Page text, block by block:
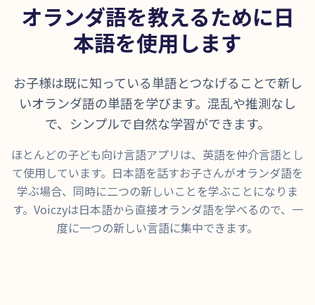
オランダ語を教えるために日
本語を使用します
お子様は既に知っている単語とつなげることで新し
いオランダ語の単語を学びます。混乱や推測なし
で、シンプルで自然な学習ができます。
ほとんどの子ども向け言語アプリは、英語を仲介言語とし
て使用しています。日本語を話すお子さんがオランダ語を
学ぶ場合、同時に二つの新しいことを学ぶことになりま
す。Voiczyは日本語から直接オランダ語を学べるので、一
度に一つの新しい言語に集中できます。